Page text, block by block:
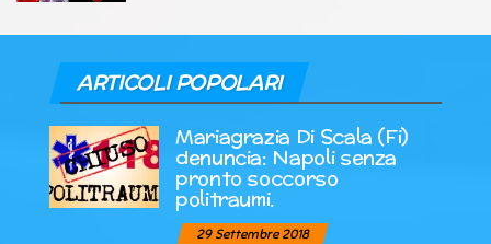
ARTICOLI POPOLARI
Mariagrazia Di Scala (Fi)
denuncia: Napoli senza
pronto soccorso
politraumi.
29 Settembre 2018